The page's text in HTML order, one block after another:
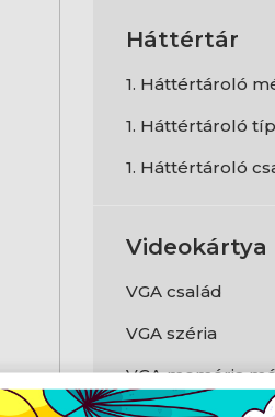
Háttértár
1. Háttértároló
1. Háttértároló
1. Háttértároló
Videokártya
VGA család
VGA széria
VGA memória